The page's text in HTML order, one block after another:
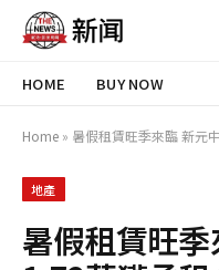
HOME BUY NOW
Home » 暑假租賃旺季來臨 新元
地產
暑假租賃旺